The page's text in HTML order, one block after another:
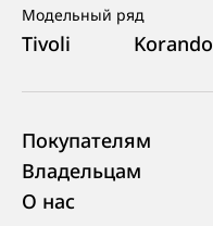
Модельный ряд
Tivoli Korando
Покупателям
Владельцам
О нас